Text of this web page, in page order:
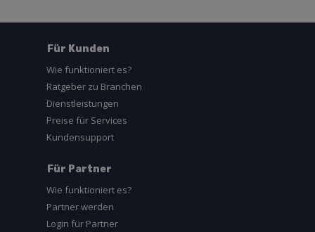
Für Kunden
Wie funktioniert es?
Ratgeber zu Branchen
Dienstleistungen
Preise für Services
Kundensupport
Für Partner
Wie funktioniert es?
Partner werden
Login für Partner